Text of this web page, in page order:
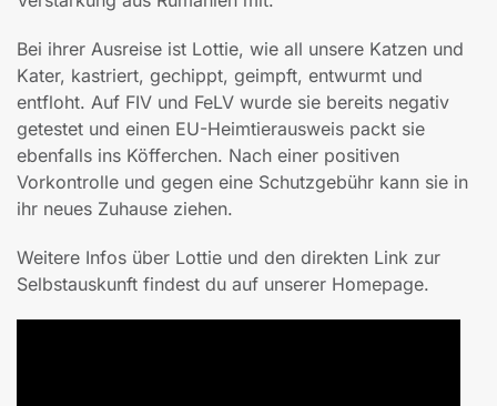
Bei ihrer Ausreise ist Lottie, wie all unsere Katzen und
Kater, kastriert, gechippt, geimpft, entwurmt und
entfloht. Auf FIV und FeLV wurde sie bereits negativ
getestet und einen EU-Heimtierausweis packt sie
ebenfalls ins Köfferchen. Nach einer positiven
Vorkontrolle und gegen eine Schutzgebühr kann sie in
ihr neues Zuhause ziehen.
Weitere Infos über Lottie und den direkten Link zur
Selbstauskunft findest du auf unserer Homepage.